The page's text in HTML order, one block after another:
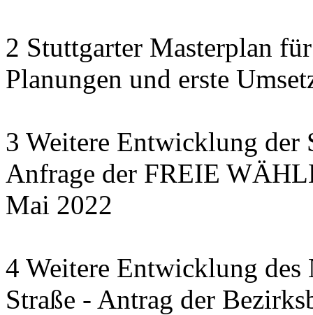
2 Stuttgarter Masterplan
Planungen und erste
3 Weitere Entwicklung der
Anfrage der FREIE
Mai 2022
4 Weitere Entwicklung
Straße - Antrag der